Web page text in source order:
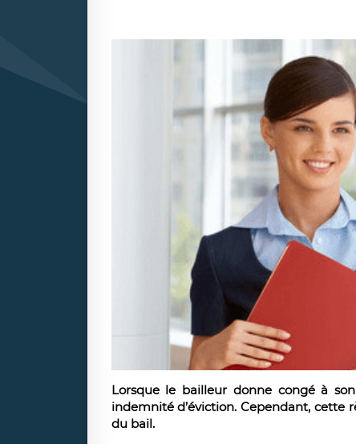
Lorsque le bailleur donne congé à
indemnité d’éviction. Cependant, cette
du bail.